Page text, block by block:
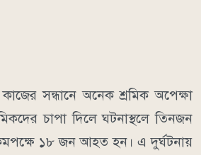
সন্ধানে অনেক শ্রমিক অপেক্ষা
চাপা দিলে ঘটনাস্থলে তিনজন
১৮ জন আহত হন। এ দুর্ঘটনায়